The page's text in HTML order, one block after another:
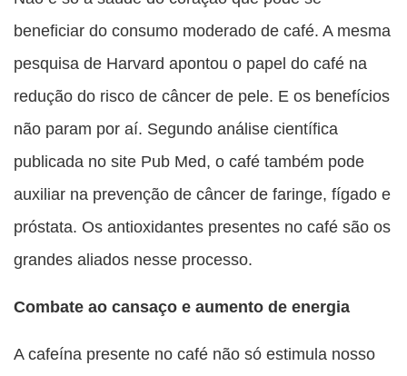
beneficiar do consumo moderado de café. A mesma
pesquisa de Harvard apontou o papel do café na
redução do risco de câncer de pele. E os benefícios
não param por aí. Segundo análise científica
publicada no site Pub Med, o café também pode
auxiliar na prevenção de câncer de faringe, fígado e
próstata. Os antioxidantes presentes no café são os
grandes aliados nesse processo.
Combate ao cansaço e aumento de energia
A cafeína presente no café não só estimula nosso